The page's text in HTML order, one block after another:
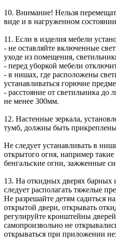
10. Внимание! Нельзя
виде и в нагруженном
11. Если в изделия мебели
- не оставляйте включенные
уходе из помещения,
- перед уборкой мебели
- в нишах, где расположены
устанавливаться горючие
- расстояние от светильника
не менее 300мм.
12. Настенные зеркала,
тумб, должны быть прикреплены
Не следует устанавливать в
открытого огня, например
бенгальские огни, зажженные
13. На откидных дверях барных
следует располагать тяжелые
Не разрешайте детям садиться
открытой двери, открывать
регулируйте кронштейны
самопроизвольно не
открываться при приложении